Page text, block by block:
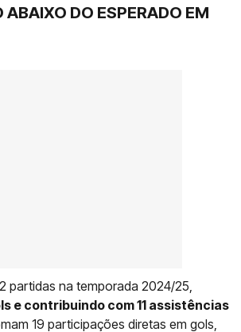
ABAIXO DO ESPERADO EM
partidas na temporada 2024/25,
e contribuindo com 11 assistências
19 participações diretas em gols,